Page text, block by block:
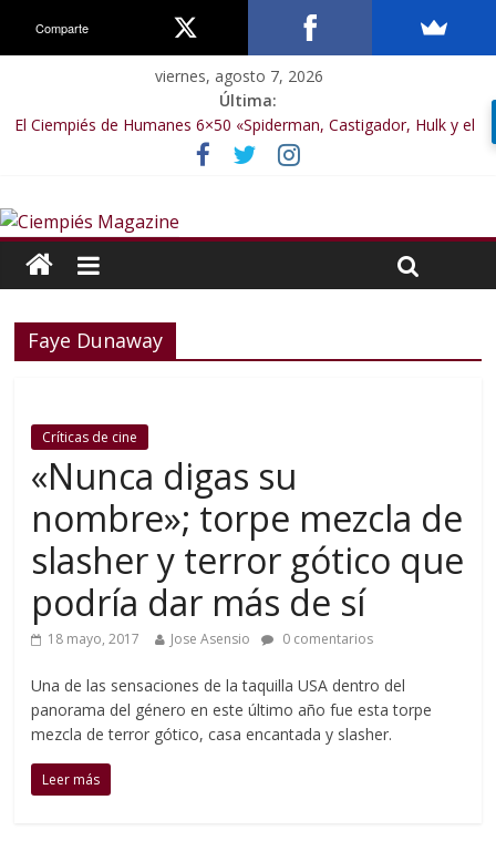
viernes, agosto 7, 2026
Última:
El Ciempiés de Humanes 6×50 «Spiderman, Castigador, Hulk y el
final de la sexta temporada»
El Ciempiés de Humanes 6×49 «Kiritaaaaa»
El Ciempiés de Humanes 6×47 «De nada por nada»
El Ciempiés de Humanes 6×46 «Ciudadano Minion»
Faye Dunaway
Críticas de cine
«Nunca digas su
nombre»; torpe mezcla de
slasher y terror gótico que
podría dar más de sí
18 mayo, 2017 Jose Asensio 0 comentarios
Una de las sensaciones de la taquilla USA dentro del
panorama del género en este último año fue esta torpe
mezcla de terror gótico, casa encantada y slasher.
Leer más
Comparte